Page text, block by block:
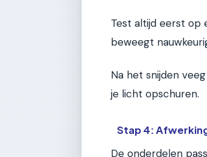
Test altijd eerst op
beweegt
Na het snijden
je licht opschuren.
Stap 4:
De onderdelen